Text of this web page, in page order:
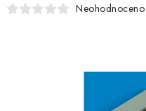
Neohodnoceno